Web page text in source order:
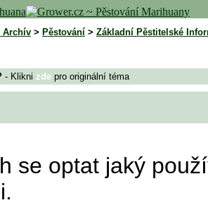
Archív > Pěstování > Základní Pěstitelské
- Klikni zde pro originální téma
se optat jaký